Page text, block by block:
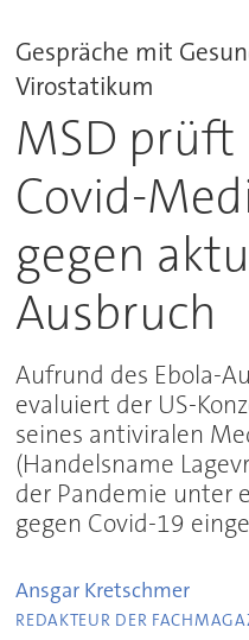
Gespräche mit
Virostatikum
MSD prüft
Covid-
gegen
Ausbruch
Aufrund des Ebola-
evaluiert der US-
seines antiviralen
(Handelsname
der Pandemie unter
gegen Covid-19
Ansgar Kretschmer
REDAKTEUR DER